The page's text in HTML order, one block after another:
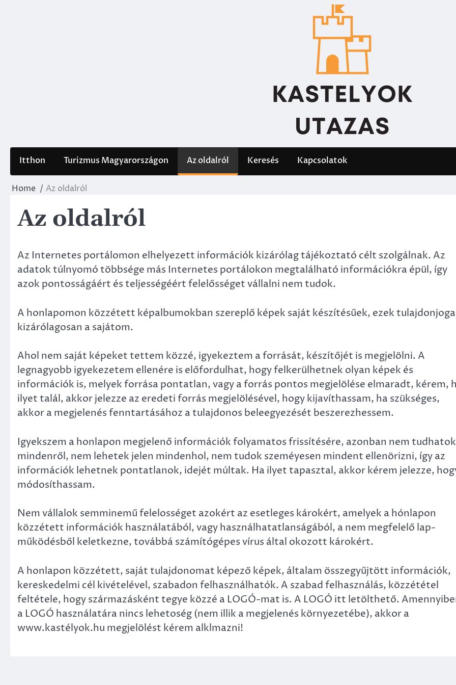
Itthon Turizmus Magyarországon Az oldalról Keresés Kapcsolatok
Home Az oldalról
Az oldalról
Az Internetes portálomon elhelyezett információk kizárólag tájékoztató célt szolgálnak. Az
adatok túlnyomó többsége más Internetes portálokon megtalálható információkra épül, így
azok pontosságáért és teljességéért felelősséget vállalni nem tudok.
A honlapomon közzétett képalbumokban szereplő képek saját készítésűek, ezek tulajdonjoga
kizárólagosan a sajátom.
Ahol nem saját képeket tettem közzé, igyekeztem a forrását, készítőjét is megjelölni. A
legnagyobb igyekezetem ellenére is előfordulhat, hogy felkerülhetnek olyan képek és
információk is, melyek forrása pontatlan, vagy a forrás pontos megjelölése elmaradt, kérem,
ilyet talál, akkor jelezze az eredeti forrás megjelölésével, hogy kijavíthassam, ha szükséges,
akkor a megjelenés fenntartásához a tulajdonos beleegyezését beszerezhessem.
Igyekszem a honlapon megjelenő információk folyamatos frissítésére, azonban nem tudhatok
mindenről, nem lehetek jelen mindenhol, nem tudok szeméyesen mindent ellenörizni, így az
információk lehetnek pontatlanok, idejét múltak. Ha ilyet tapasztal, akkor kérem jelezze,
módosíthassam.
Nem vállalok semminemű felelosséget azokért az esetleges károkért, amelyek a hónlapon
közzétett információk használatából, vagy használhatatlanságából, a nem megfelelő lap-
működésből keletkezne, továbbá számítógépes vírus által okozott károkért.
A honlapon közzétett, saját tulajdonomat képező képek, általam összegyűjtött információk,
kereskedelmi cél kivételével, szabadon felhasználhatók. A szabad felhasználás, közzététel
feltétele, hogy származásként tegye közzé a LOGÓ-mat is. A LOGÓ itt letölthető.
a LOGÓ használatára nincs lehetoség (nem illik a megjelenés környezetébe), akkor a
www.kastélyok.hu megjelölést kérem alklmazni!